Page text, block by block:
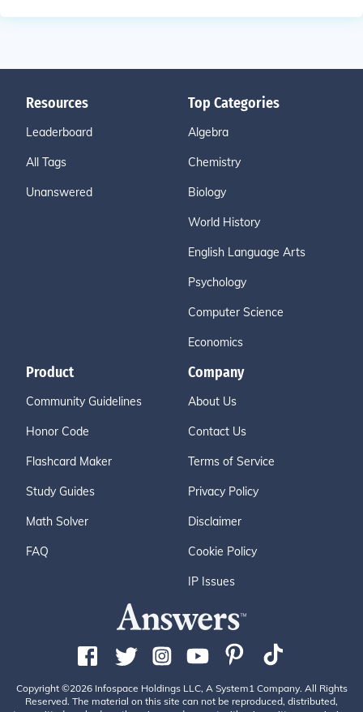
Resources
Leaderboard
All Tags
Unanswered
Top Categories
Algebra
Chemistry
Biology
World History
English Language Arts
Psychology
Computer Science
Economics
Product
Community Guidelines
Honor Code
Flashcard Maker
Study Guides
Math Solver
FAQ
Company
About Us
Contact Us
Terms of Service
Privacy Policy
Disclaimer
Cookie Policy
IP Issues
Copyright ©2026 Infospace Holdings LLC, A System1 Company. All Rights
Reserved. The material on this site can not be reproduced, distributed,